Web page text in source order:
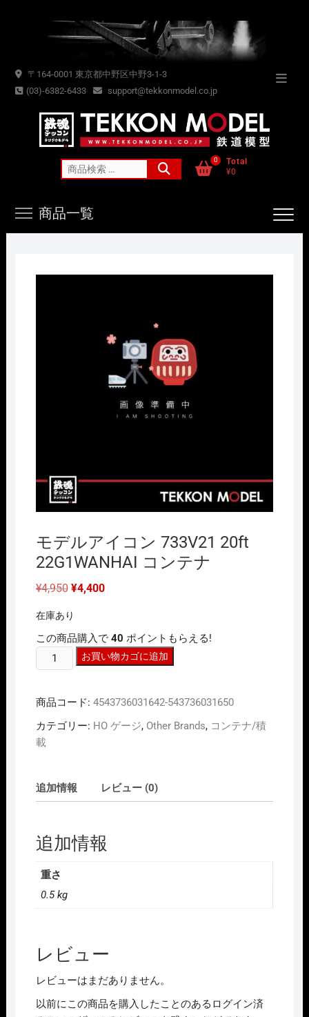
〒164-0001 東京都中野区中野3-1-3
(03)-6382-6433
support@tekkonmodel.co.jp
索
0
Total
¥0
商品一覧
モデルアイコン 733V21 20ft
22G1WANHAI コンテナ
¥4,950 元
格
¥4,950
で
た。
¥4,400現
は
¥4,400
で
す。
在庫あり
この商品購入で 40 ポイントもらえる!
デ
ア
イ
コ
20ft
22G1WANHAI
ン
テ
ナ
お買い物カゴに追加
商品コード: 4543736031642-543736031650
カテゴリー: HO ゲージ, Other Brands, コンテナ/積
載
追加情報 レビュー (0)
追加情報
重さ
0.5 kg
レビュー
レビューはまだありません。
以前にこの商品を購入したことのあるログイン済